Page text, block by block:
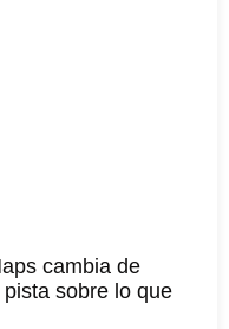
cambia de
sobre lo que